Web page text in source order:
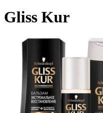
Gliss Kur